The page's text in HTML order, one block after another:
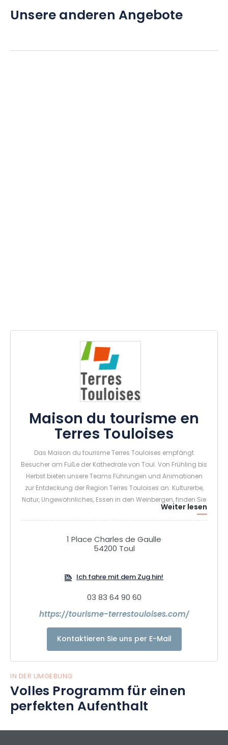
Unsere anderen Angebote
Maison du tourisme en
Terres Touloises
Das Maison du tourisme Terres Touloises empfängt
Besucher am Fuße der Kathedrale von Toul. Von Frühling bis
Herbst bieten unsere Teams Führungen und Animationen
zur Entdeckung der Region Terres Touloises an. Kulturerbe,
Natur, Ungewöhnliches, Essen in den Weinbergen, finden Sie
unser Angebot an Entdeckungen.Weiter lesen
1 Place Charles de Gaulle
54200 Toul
Ich fahre mit dem Zug hin!
03 83 64 90 60
https://tourisme-terrestouloises.com/
Kontaktieren Sie uns per E-Mail
IN DER UMGEBUNG
Volles Programm für einen
perfekten Aufenthalt